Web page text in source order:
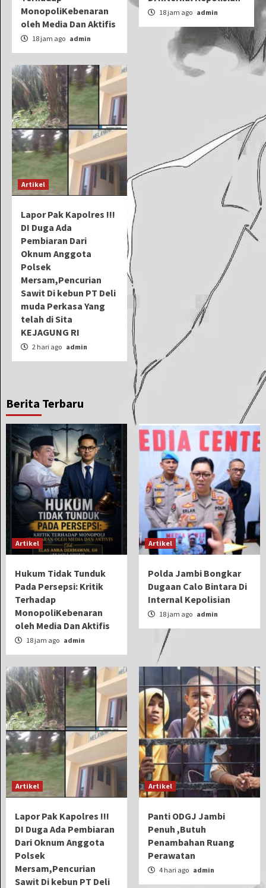
MonopoliKebenaran
oleh Media Dan Aktifis
18 jam ago admin
18 jam ago admin
Artikel
Lapor Pak Kapolres !!!
DI Duga Ada
Pembiaran Dari
Oknum Anggota
Polsek
Mersam,Pencurian
Sawit Di kebun PT Deli
muda Perkasa Yang
telah di Sita
KEJAGUNG RI
2 hari ago admin
Berita Terbaru
Artikel
Hukum Tidak Tunduk
Pada Persepsi: Kritik
Terhadap
MonopoliKebenaran
oleh Media Dan Aktifis
18 jam ago admin
Artikel
Polda Jambi Bongkar
Dugaan Calo Bintara Di
Internal Kepolisian
18 jam ago admin
Artikel
Lapor Pak Kapolres !!!
DI Duga Ada Pembiaran
Dari Oknum Anggota
Polsek
Mersam,Pencurian
Sawit Di kebun PT Deli
Artikel
Panti ODGJ Jambi
Penuh ,Butuh
Penambahan Ruang
Perawatan
4 hari ago admin